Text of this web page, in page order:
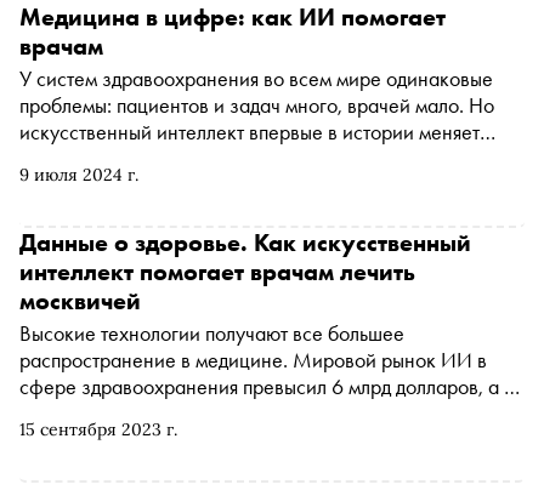
9 июля 2024 г.
Медицина в цифре: как ИИ помогает
врачам
У систем здравоохранения во всем мире одинаковые
проблемы: пациентов и задач много, врачей мало. Но
искусственный интеллект впервые в истории меняет
15 сентября 2023 г.
Данные о здоровье. Как искусственный
интеллект помогает врачам лечить
москвичей
Высокие технологии получают все большее
распространение в медицине. Мировой рынок ИИ в
сфере здравоохранения превысил 6 млрд долларов, а в
долларов. О том, как будущее превращается в